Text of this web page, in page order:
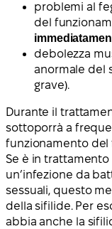
problemi al
del
debolezza
anormale del
grave).
Durante il
sottoporrà a
funzionamento del
Se è in
un’infezione da
sessuali, questo
della sifilide. Per
abbia anche la